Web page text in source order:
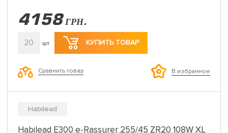
4158 ГРН.
20 шт КУПИТЬ ТОВАР
Сравнить товар В избранное
Habilead
Habilead E300 e-Rassurer 255/45 ZR20 108W XL